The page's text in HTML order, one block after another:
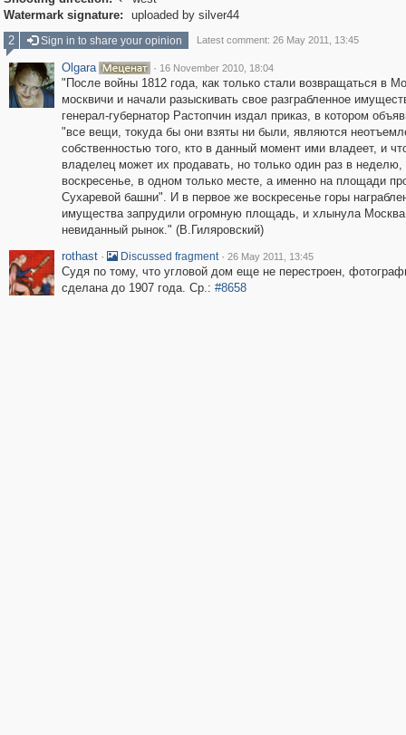
Watermark signature:
uploaded by silver44
2
Sign in to share your opinion Latest comment: 26 May 2011, 13:45
Olgara · 16 November 2010, 18:04
"После войны 1812 года, как только стали возвращаться в
москвичи и начали разыскивать свое разграбленное
генерал-губернатор Растопчин издал приказ, в котором
"все вещи, токуда бы они взяты ни были, являются
собственностью того, кто в данный момент ими владеет, и
владелец может их продавать, но только один раз в неделю,
воскресенье, в одном только месте, а именно на площади
Сухаревой башни". И в первое же воскресенье горы
имущества запрудили огромную площадь, и хлынула
невиданный рынок." (В.Гиляровский)
rothast · Discussed fragment · 26 May 2011, 13:45
Судя по тому, что угловой дом еще не перестроен,
сделана до 1907 года. Ср.: #8658